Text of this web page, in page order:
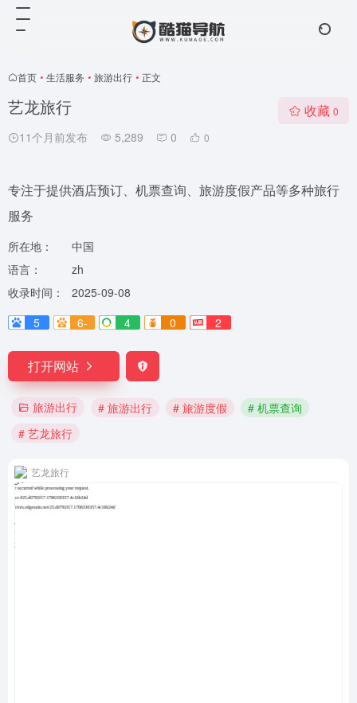
首页 • 生活服务 • 旅游出行 • 正文
艺龙旅行
11个月前发布 5,289 0 0
收藏 0
专注于提供酒店预订、机票查询、旅游度假产品等多种旅行
服务
所在地：
中国
语言：
zh
收录时间：
2025-09-08
5
6- 4 0 2
打开网站
旅游出行 # 旅游出行 # 旅游度假
# 机票查询
# 艺龙旅行
艺龙旅行